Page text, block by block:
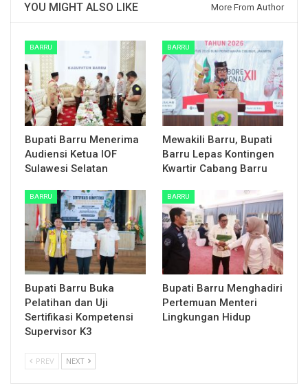
YOU MIGHT ALSO LIKE More From Author
BARRU
Bupati Barru Menerima
Audiensi Ketua IOF
Sulawesi Selatan
BARRU
Mewakili Barru, Bupati
Barru Lepas Kontingen
Kwartir Cabang Barru
BARRU
Bupati Barru Buka
Pelatihan dan Uji
Sertifikasi Kompetensi
Supervisor K3
BARRU
Bupati Barru Menghadiri
Pertemuan Menteri
Lingkungan Hidup
PREV NEXT